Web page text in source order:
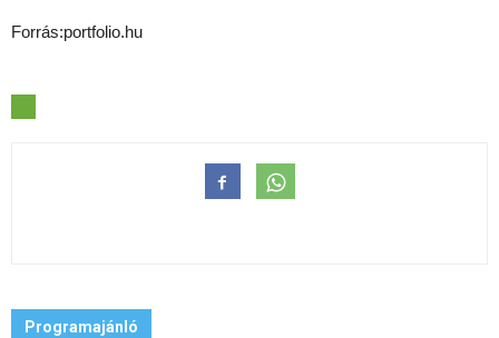
Forrás:portfolio.hu
Programajánló